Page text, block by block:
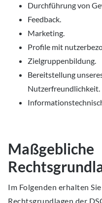
Durchführung von
Feedback.
Marketing.
Profile mit
Zielgruppenbildung.
Bereitstellung
Nutzerfreundlichkeit.
Maßgebliche
Im Folgenden erhalten
Rechtsgrundlagen der